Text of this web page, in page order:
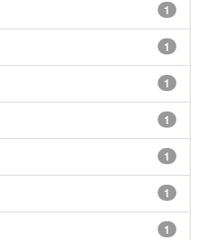
1
1
1
1
1
1
1